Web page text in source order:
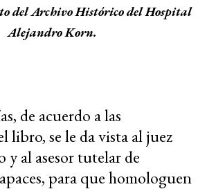
del Archivo Histórico del Hospital
Alejandro Korn.
de acuerdo a las
libro, se le da vista al juez
y al asesor tutelar de
para que homologuen